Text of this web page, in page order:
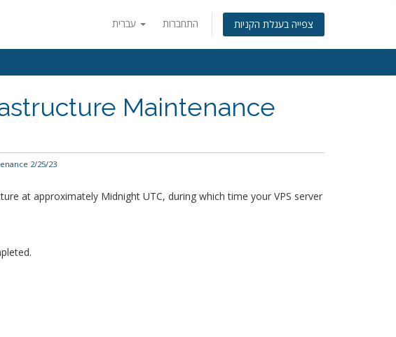
התחברות צפייה בעגלת הקניות
Maintenance
2/25/23
at approximately Midnight UTC, during which time your VPS server